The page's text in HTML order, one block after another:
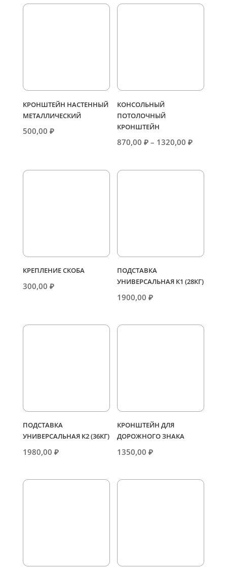
КРОНШТЕЙН НАСТЕННЫЙ
МЕТАЛЛИЧЕСКИЙ
500,00 ₽
КОНСОЛЬНЫЙ
ПОТОЛОЧНЫЙ
КРОНШТЕЙН
870,00₽ – 1320,00₽
870,00 ₽
КРЕПЛЕНИЕ СКОБА
300,00 ₽
ПОДСТАВКА
УНИВЕРСАЛЬНАЯ К1 (28КГ)
1900,00₽
ПОДСТАВКА
УНИВЕРСАЛЬНАЯ К2 (36КГ)
1980,00 ₽
КРОНШТЕЙН ДЛЯ
ДОРОЖНОГО ЗНАКА
1350,00₽